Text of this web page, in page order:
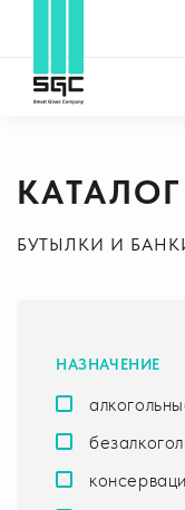
БУТЫЛКИ И
НАЗНАЧЕНИЕ